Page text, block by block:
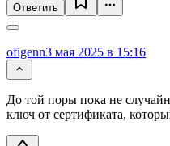
Ответить
ofigenn3 мая 2025 в 15:16
До той поры пока не
ключ от сертификата,